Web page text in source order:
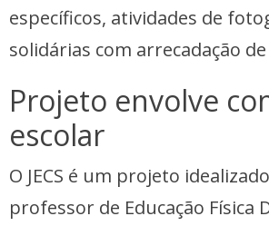
específicos, atividades de
solidárias com arrecadação
Projeto envolve
escolar
O JECS é um projeto
professor de Educação Física